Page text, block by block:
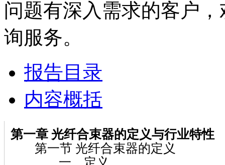
问题有深入需求的客户
询服务。
报告目录
内容概括
第一章 光纤合束器的定义与行业特性
第一节 光纤合束器的定义
一、定义